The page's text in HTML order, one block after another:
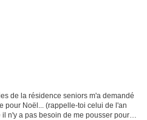
de la résidence seniors m'a demandé
pour Noël... (rappelle-toi celui de l'an
n'y a pas besoin de me pousser pour